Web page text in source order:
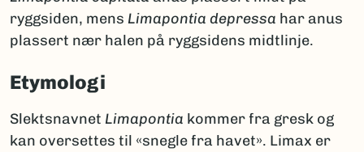
ryggsiden, mens Limapontia depressa har anus
plassert nær halen på ryggsidens midtlinje.
Etymologi
Slektsnavnet Limapontia kommer fra gresk og
kan oversettes til «snegle fra havet». Limax er